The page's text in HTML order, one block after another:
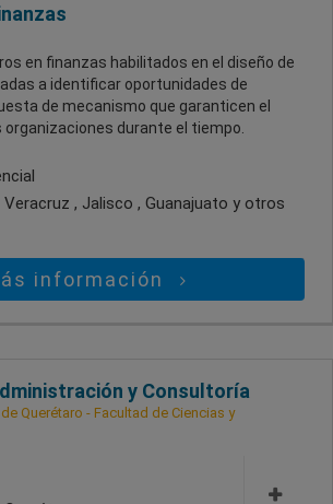
en finanzas habilitados en el diseño de
a identificar oportunidades de
de mecanismo que garanticen el
durante el tiempo.
Veracruz , Jalisco , Guanajuato y otros
información
y Consultoría
Querétaro - Facultad de Ciencias y